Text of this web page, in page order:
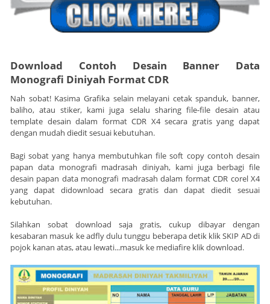
Download Contoh Desain Banner Data
Monografi Diniyah Format CDR
Nah sobat! Kasima Grafika selain melayani cetak spanduk, banner,
baliho, atau stiker, kami juga selalu sharing file-file desain atau
template desain dalam format CDR X4 secara gratis yang dapat
dengan mudah diedit sesuai kebutuhan.
Bagi sobat yang hanya membutuhkan file soft copy contoh desain
papan data monografi madrasah diniyah, kami juga berbagi file
desain papan data monografi madrasah dalam format CDR corel X4
yang dapat didownload secara gratis dan dapat diedit sesuai
kebutuhan.
Silahkan sobat download saja gratis, cukup dibayar dengan
kesabaran masuk ke adfly dulu tunggu beberapa detik klik SKIP AD di
pojok kanan atas, atau lewati...masuk ke mediafire klik download.